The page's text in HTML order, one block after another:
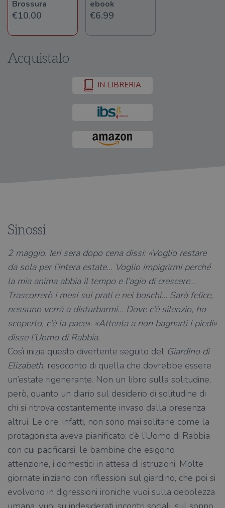
Brossura
€10.00
ebook
€6.99
Acquistalo
IN LIBRERIA
Sinossi
2 maggio. Ieri sera dopo cena dissi: «Voglio restare
da sola per l’intera estate... Voglio impigrirmi perché
la mia anima abbia il tempo e l’agio di crescere...
Trascorrerò i mesi sui prati e nei boschi... Sarò felice,
nessuno verrà a disturbarmi... Dove c’è silenzio, ho
scoperto, c’è la pace». «Attenta a non bagnarti i piedi»
disse l’Uomo di Rabbia.
Così inizia questo divertente seguito del Giardino di
Elizabeth, resoconto di quella che dovrebbe essere
un’estate rigenerante. Non un libro sulla solitudine,
però, quanto un diario sul desiderio di solitudine di
chi si ritrova costantemente invaso dalla presenza
altrui. Le ore, infatti, non sono mai solitarie come la
protagonista aveva pianificato: c’è l’Uomo di Rabbia
con cui pacificarsi, le bambine che esigono
attenzione, i domestici in attesa di istruzioni. Molte
giornate iniziano con riflessioni sul giardino, che poi si
evolvono in digressioni ironiche vuoi sulla debolezza